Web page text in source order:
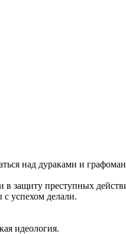
над дураками и
преступных
успехом делали.
идеология.